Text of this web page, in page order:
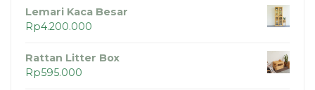
Lemari Kaca Besar
Rp4.200.000
Rattan Litter Box
Rp595.000